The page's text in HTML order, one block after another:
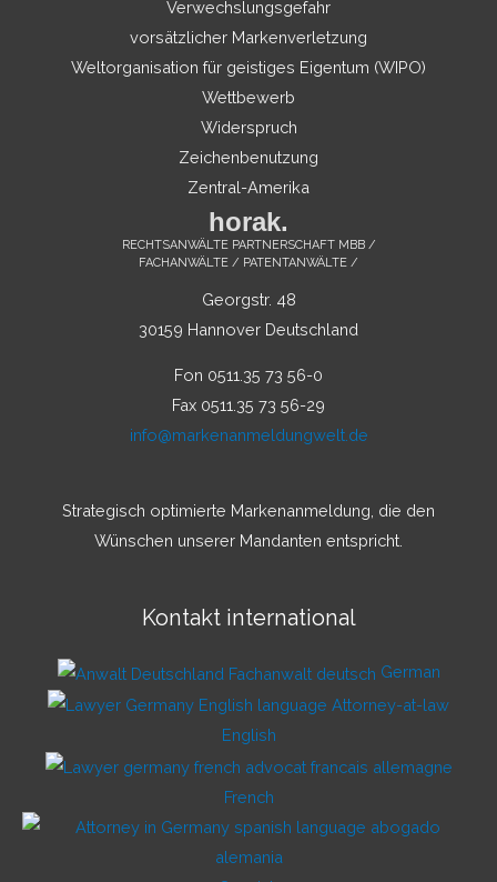
Verwechslungsgefahr
vorsätzlicher Markenverletzung
Weltorganisation für geistiges Eigentum (WIPO)
Wettbewerb
Widerspruch
Zeichenbenutzung
Zentral-Amerika
horak.
RECHTSANWÄLTE PARTNERSCHAFT MBB /
FACHANWÄLTE / PATENTANWÄLTE /
Georgstr. 48
30159 Hannover Deutschland
Fon 0511.35 73 56-0
Fax 0511.35 73 56-29
info@markenanmeldungwelt.de
Strategisch optimierte Markenanmeldung, die den
Wünschen unserer Mandanten entspricht.
Kontakt international
German
English
French